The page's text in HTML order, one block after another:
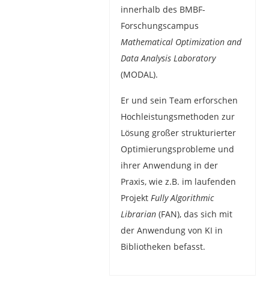
innerhalb des BMBF-
Forschungscampus
Mathematical Optimization and
Data Analysis Laboratory
(MODAL).
Er und sein Team erforschen
Hochleistungsmethoden zur
Lösung großer strukturierter
Optimierungsprobleme und
ihrer Anwendung in der
Praxis, wie z.B. im laufenden
ProjektFully Algorithmic
Librarian (FAN), das sich mit
der Anwendung von KI in
Bibliotheken befasst.